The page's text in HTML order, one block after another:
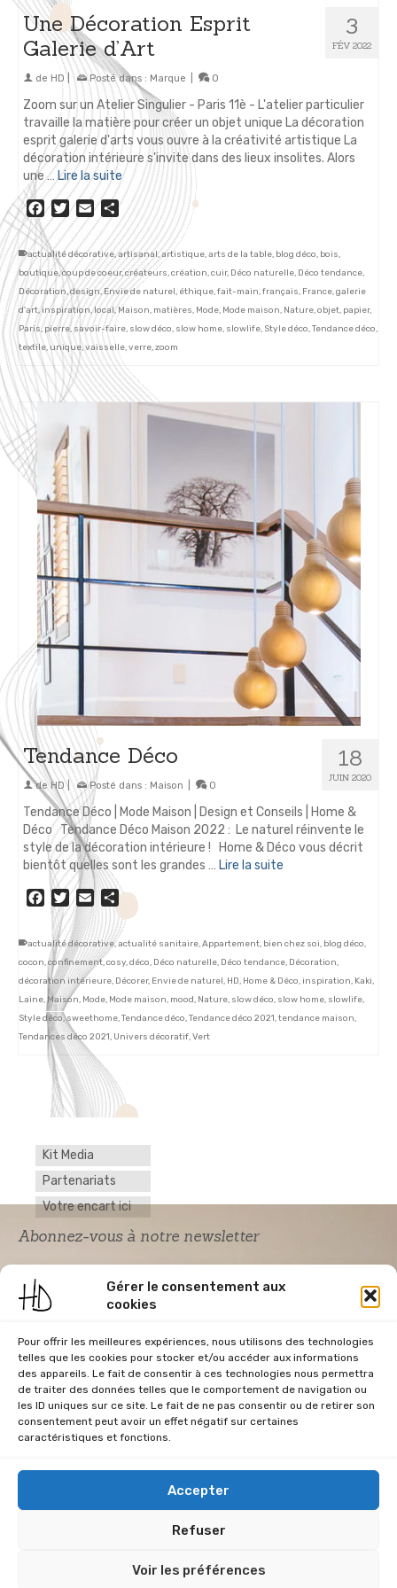
Gérer le consentement aux
cookies
Pour offrir les meilleures expériences, nous utilisons des technologies
telles que les cookies pour stocker et/ou accéder aux informations
des appareils. Le fait de consentir à ces technologies nous permettra
de traiter des données telles que le comportement de navigation ou
les ID uniques sur ce site. Le fait de ne pas consentir ou de retirer son
consentement peut avoir un effet négatif sur certaines
caractéristiques et fonctions.
Accepter
Refuser
Voir les préférences
3
FÉV 2022
Une Décoration Esprit
Galerie d’Art
de HD Posté dans : Marque 0
Zoom sur un Atelier Singulier - Paris 11è - L'atelier particulier
travaille la matière pour créer un objet unique La décoration
esprit galerie d'arts vous ouvre à la créativité artistique La
décoration intérieure s'invite dans des lieux insolites. Alors
une … Lire la suite
Facebook
Twitter
EmailPartager
actualité décorative,artisanal,artistique,arts de la table, blog déco, bois,
boutique,coup de coeur,créateurs,création,cuir, Déco naturelle, Déco tendance,
Décoration,design,Envie de naturel, éthique,fait-main,français, France,galerie
d'art,inspiration,local,Maison, matières, Mode, Mode maison, Nature,objet, papier,
Paris,pierre,savoir-faire, slow déco, slow home, slowlife, Style déco,Tendance déco,
textile,unique,vaisselle,verre,zoom
18
JUIN 2020
Tendance Déco
de HD | Posté dans : Maison 0
Tendance Déco | Mode Maison | Design et Conseils | Home &
Déco Tendance Déco Maison 2022 : Le naturel réinvente le
style de la décoration intérieure ! Home & Déco vous décrit
bientôt quelles sont les grandes … Lire la suite
Facebook
Twitter
EmailPartager
actualité décorative,actualité sanitaire,Appartement, bien chez soi, blog déco,
cocon,confinement,cosy,déco, Déco naturelle, Déco tendance, Décoration,
décoration intérieure, Décorer, Envie de naturel, HD, Home & Déco,inspiration, Kaki,
Laine,Maison, Mode, Mode maison, mood, Nature, slow déco, slow home, slowlife,
Style déco,sweethome,Tendance déco,Tendance déco 2021,tendance maison,
Tendances déco 2021, Univers décoratif,Vert
Kit Media
Partenariats
Votre encart ici
Abonnez-vous à notre newsletter
Acceptation RGPD*
J'accepte la politique de confidentialité du
site Home & Déco
Plan du site RGPD Politique de cookies (UE)